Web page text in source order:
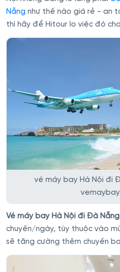
Nẵng như thế nào giá rẻ - an
thì hãy để Hitour lo việc đó
vé máy bay Hà Nội đi
Vé máy bay Hà Nội đi Đà Nẵng
chuyến/ngày, tùy thuộc vào
sẽ tăng cường thêm chuyến